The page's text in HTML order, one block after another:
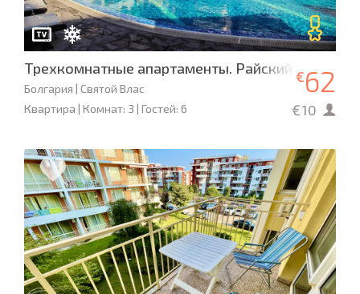
Трехкомнатные апартаменты. Райский сад.
Болгария | Святой Влас
Квартира | Комнат: 3 | Гостей: 6
€62
€10